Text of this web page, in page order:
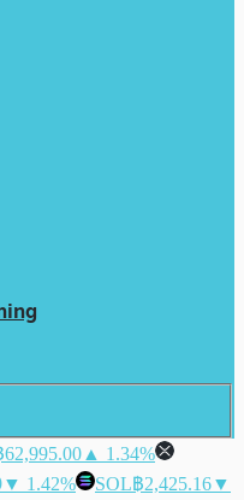
62,995.00 ▲ 1.34%
▼ 1.42% SOL฿2,425.16▼